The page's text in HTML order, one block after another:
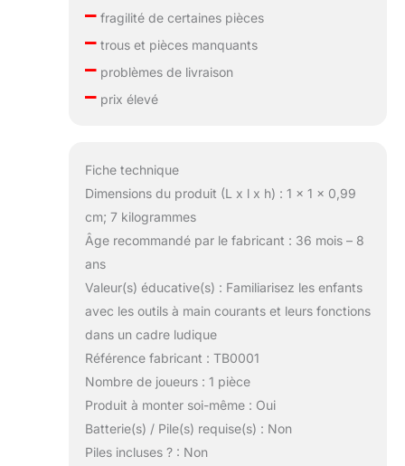
–fragilité de certaines pièces
–trous et pièces manquants
–problèmes de livraison
–prix élevé
Fiche technique
Dimensions du produit (L x l x h) : 1 x 1 x 0,99
cm; 7 kilogrammes
Âge recommandé par le fabricant : 36 mois – 8
ans
Valeur(s) éducative(s) : Familiarisez les enfants
avec les outils à main courants et leurs fonctions
dans un cadre ludique
Référence fabricant : TB0001
Nombre de joueurs : 1 pièce
Produit à monter soi-même : Oui
Batterie(s) / Pile(s) requise(s) : Non
Piles incluses ? : Non